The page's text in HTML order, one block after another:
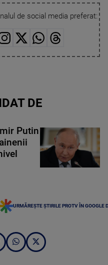
de social media preferat:
DE
Putin
URMĂREȘTE ȘTIRILE PROTV ÎN GOOGLE